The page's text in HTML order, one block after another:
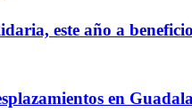
este año a
en